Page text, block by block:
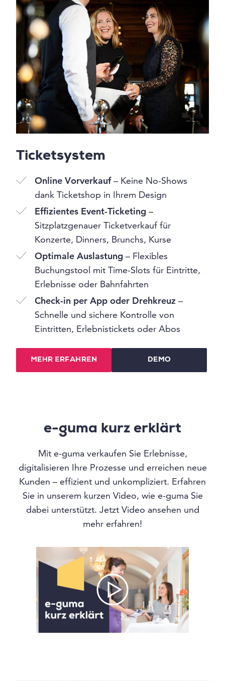
Ticketsystem
Online Vorverkauf– Keine No-Shows
dank Ticketshop in Ihrem Design
Effizientes Event-Ticketing –
Sitzplatzgenauer Ticketverkauf für
Konzerte, Dinners, Brunchs, Kurse
Optimale Auslastung – Flexibles
Buchungstool mit Time-Slots für Eintritte,
Erlebnisse oder Bahnfahrten
Check-in per App oder Drehkreuz –
Schnelle und sichere Kontrolle von
Eintritten, Erlebnistickets oder Abos
MEHR ERFAHREN DEMO
e-guma kurz erklärt
Mit e-guma verkaufen Sie Erlebnisse,
digitalisieren Ihre Prozesse und erreichen neue
Kunden – effizient und unkompliziert. Erfahren
Sie in unserem kurzen Video, wie e-guma Sie
dabei unterstützt. Jetzt Video ansehen und
mehr erfahren!